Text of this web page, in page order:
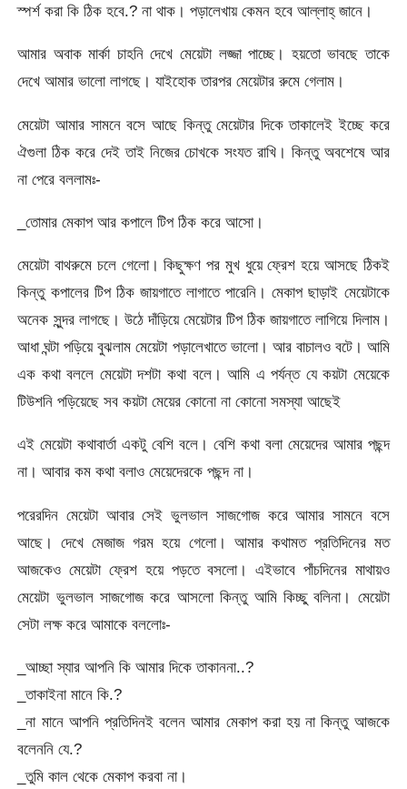
স্পর্শ করা কি ঠিক হবে.? না থাক। পড়ালেখায় কেমন হবে আল্লাহ্‌ জানে।
আমার অবাক মার্কা চাহনি দেখে মেয়েটা লজ্জা পাচ্ছে। হয়তো ভাবছে তাকে
দেখে আমার ভালো লাগছে। যাইহোক তারপর মেয়েটার রুমে গেলাম।
মেয়েটা আমার সামনে বসে আছে কিন্তু মেয়েটার দিকে তাকালেই ইচ্ছে করে
ঐগুলা ঠিক করে দেই তাই নিজের চোখকে সংযত রাখি। কিন্তু অবশেষে আর
না পেরে বললামঃ-
_তোমার মেকাপ আর কপালে টিপ ঠিক করে আসো।
মেয়েটা বাথরুমে চলে গেলো। কিছুক্ষণ পর মুখ ধুয়ে ফ্রেশ হয়ে আসছে ঠিকই
কিন্তু কপালের টিপ ঠিক জায়গাতে লাগাতে পারেনি। মেকাপ ছাড়াই মেয়েটাকে
অনেক সুন্দর লাগছে। উঠে দাঁড়িয়ে মেয়েটার টিপ ঠিক জায়গাতে লাগিয়ে দিলাম।
আধা ঘন্টা পড়িয়ে বুঝলাম মেয়েটা পড়ালেখাতে ভালো। আর বাচালও বটে। আমি
এক কথা বললে মেয়েটা দশটা কথা বলে। আমি এ পর্যন্ত যে কয়টা মেয়েকে
টিউশনি পড়িয়েছে সব কয়টা মেয়ের কোনো না কোনো সমস্যা আছেই
এই মেয়েটা কথাবার্তা একটু বেশি বলে। বেশি কথা বলা মেয়েদের আমার পছন্দ
না। আবার কম কথা বলাও মেয়েদেরকে পছন্দ না।
পরেরদিন মেয়েটা আবার সেই ভুলভাল সাজগোজ করে আমার সামনে বসে
আছে। দেখে মেজাজ গরম হয়ে গেলো। আমার কথামত প্রতিদিনের মত
আজকেও মেয়েটা ফ্রেশ হয়ে পড়তে বসলো। এইভাবে পাঁচদিনের মাথায়ও
মেয়েটা ভুলভাল সাজগোজ করে আসলো কিন্তু আমি কিচ্ছু বলিনা। মেয়েটা
সেটা লক্ষ করে আমাকে বললোঃ-
_আচ্ছা স্যার আপনি কি আমার দিকে তাকাননা..?
_তাকাইনা মানে কি.?
_না মানে আপনি প্রতিদিনই বলেন আমার মেকাপ করা হয় না কিন্তু আজকে
বলেননি যে.?
_তুমি কাল থেকে মেকাপ করবা না।